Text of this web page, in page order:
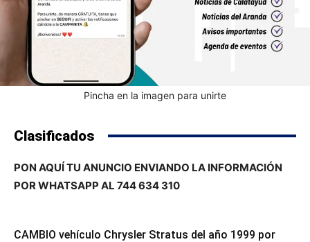
Pincha en la imagen para unirte
Clasificados
PON AQUÍ TU ANUNCIO ENVIANDO LA INFORMACIÓN
POR WHATSAPP AL 744 634 310
CAMBIO vehículo Chrysler Stratus del año 1999 por